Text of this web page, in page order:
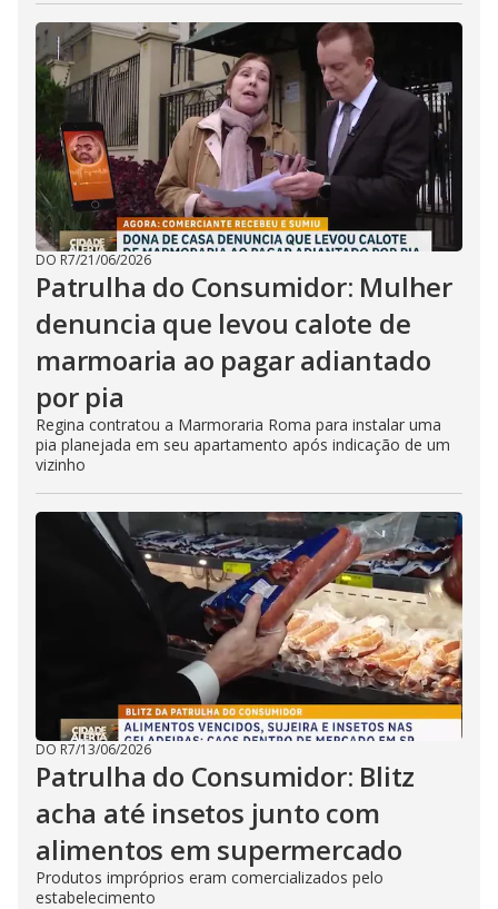
DO R7/21/06/2026
Patrulha do Consumidor: Mulher
denuncia que levou calote de
marmoaria ao pagar adiantado
por pia
Regina contratou a Marmoraria Roma para instalar uma
pia planejada em seu apartamento após indicação de um
vizinho
DO R7/13/06/2026
Patrulha do Consumidor: Blitz
acha até insetos junto com
alimentos em supermercado
Produtos impróprios eram comercializados pelo
estabelecimento